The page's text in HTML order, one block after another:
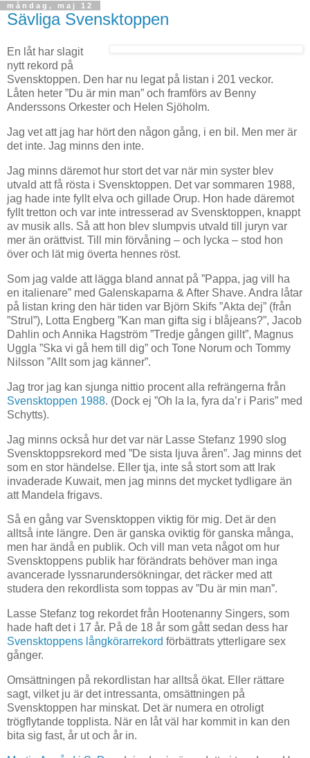
måndag, maj 12
Sävliga Svensktoppen
En låt har slagit
nytt rekord på
Svensktoppen. Den har nu legat på listan i 201 veckor.
Låten heter ”Du är min man” och framförs av Benny
Anderssons Orkester och Helen Sjöholm.
Jag vet att jag har hört den någon gång, i en bil. Men mer är
det inte. Jag minns den inte.
Jag minns däremot hur stort det var när min syster blev
utvald att få rösta i Svensktoppen. Det var sommaren 1988,
jag hade inte fyllt elva och gillade Orup. Hon hade däremot
fyllt tretton och var inte intresserad av Svensktoppen, knappt
av musik alls. Så att hon blev slumpvis utvald till juryn var
mer än orättvist. Till min förvåning – och lycka – stod hon
över och lät mig överta hennes röst.
Som jag valde att lägga bland annat på ”Pappa, jag vill ha
en italienare” med Galenskaparna & After Shave. Andra låtar
på listan kring den här tiden var Björn Skifs ”Akta dej” (från
”Strul”), Lotta Engberg ”Kan man gifta sig i blåjeans?”, Jacob
Dahlin och Annika Hagström ”Tredje gången gillt”, Magnus
Uggla ”Ska vi gå hem till dig” och Tone Norum och Tommy
Nilsson ”Allt som jag känner”.
Jag tror jag kan sjunga nittio procent alla refrängerna från
Svensktoppen 1988. (Dock ej ”Oh la la, fyra da’r i Paris” med
Schytts).
Jag minns också hur det var när Lasse Stefanz 1990 slog
Svensktoppsrekord med ”De sista ljuva åren”. Jag minns det
som en stor händelse. Eller tja, inte så stort som att Irak
invaderade Kuwait, men jag minns det mycket tydligare än
att Mandela frigavs.
Så en gång var Svensktoppen viktig för mig. Det är den
alltså inte längre. Den är ganska oviktig för ganska många,
men har ändå en publik. Och vill man veta något om hur
Svensktoppens publik har förändrats behöver man inga
avancerade lyssnarundersökningar, det räcker med att
studera den rekordlista som toppas av ”Du är min man”.
Lasse Stefanz tog rekordet från Hootenanny Singers, som
hade haft det i 17 år. På de 18 år som gått sedan dess har
Svensktoppens långkörarrekord förbättrats ytterligare sex
gånger.
Omsättningen på rekordlistan har alltså ökat. Eller rättare
sagt, vilket ju är det intressanta, omsättningen på
Svensktoppen har minskat. Det är numera en otroligt
trögflytande topplista. När en låt väl har kommit in kan den
bita sig fast, år ut och år in.